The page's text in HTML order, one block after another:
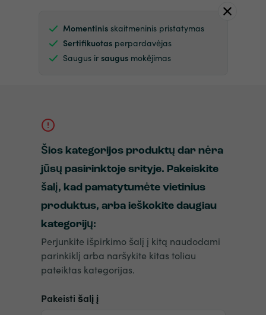
Momentinisskaitmeninis pristatymas
Sertifikuotasperpardavėjas
Saugus ir saugusmokėjimas
Šios kategorijos produktų dar nėra
jūsų pasirinktoje srityje. Pakeiskite
šalį, kad pamatytumėte vietinius
produktus, arba ieškokite daugiau
kategorijų:
Perjunkite išpirkimo šalį į kitą naudodami
parinkiklį arba naršykite kitas toliau
pateiktas kategorijas.
Pakeisti šalį į